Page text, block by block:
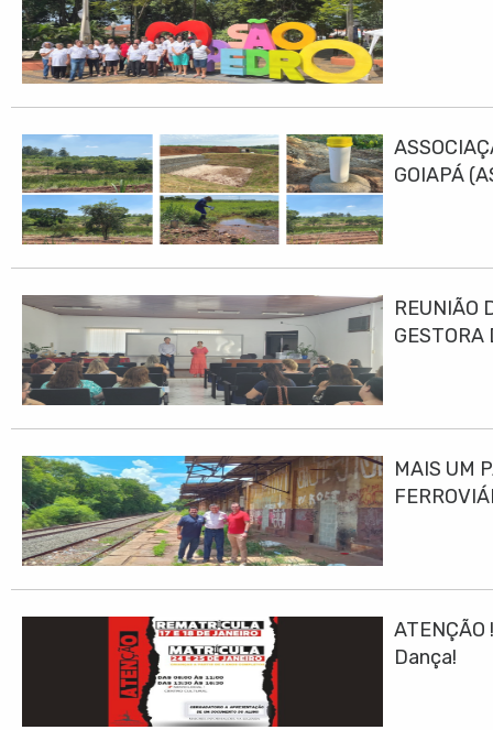
GOIAPÁ
REUNIÃO
GESTORA
MAIS UM
Dança!